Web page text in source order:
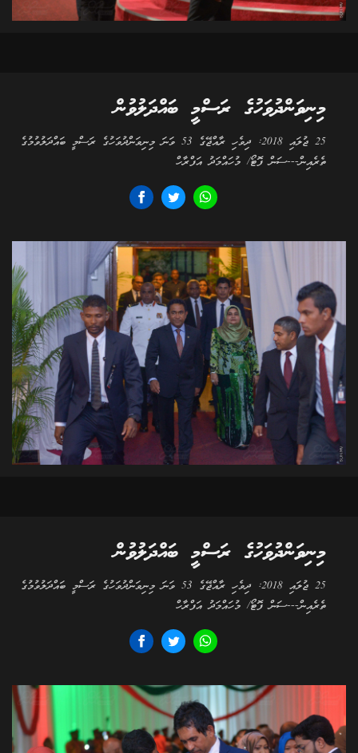
މިނިވަންދުވަހުގެ ރަސްމީ ބައްދަލުވުން
25 ޖުލައި 2018: ދިވެހި ރާއްޖޭގެ 53 ވަނަ މިނިވަންދުވަހުގެ ރަސްމީ ބައްދަލުވުމުގެ
ތެރެއިން---ސަން ފޮޓޯ/ މުހައްމަދު އަފްރާހް
މިނިވަންދުވަހުގެ ރަސްމީ ބައްދަލުވުން
25 ޖުލައި 2018: ދިވެހި ރާއްޖޭގެ 53 ވަނަ މިނިވަންދުވަހުގެ ރަސްމީ ބައްދަލުވުމުގެ
ތެރެއިން---ސަން ފޮޓޯ/ މުހައްމަދު އަފްރާހް